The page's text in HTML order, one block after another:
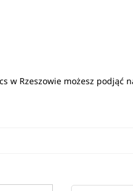
w Rzeszowie możesz podjąć